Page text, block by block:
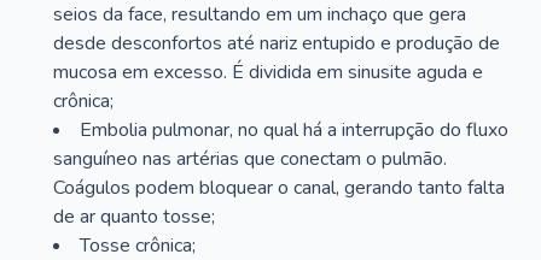
seios da face, resultando em um inchaço que gera
desde desconfortos até nariz entupido e produção de
mucosa em excesso. É dividida em sinusite aguda e
crônica;
Embolia pulmonar, no qual há a interrupção do fluxo
sanguíneo nas artérias que conectam o pulmão.
Coágulos podem bloquear o canal, gerando tanto falta
de ar quanto tosse;
Tosse crônica;